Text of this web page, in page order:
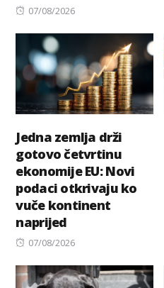
Posted
07/08/2026
Jedna zemlja drži
gotovo četvrtinu
ekonomije EU: Novi
podaci otkrivaju ko
vuče kontinent
naprijed
Posted
07/08/2026